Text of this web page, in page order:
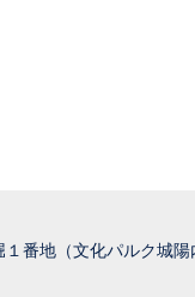
番地（文化パルク城陽